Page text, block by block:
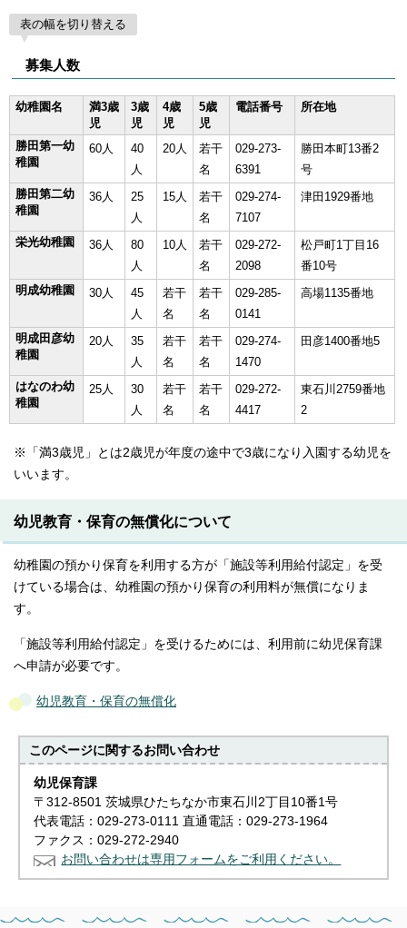
表の幅を切り替える
募集人数
幼稚園名
満3歳
児
3歳
児
4歳
児
5歳
児
電話番号 所在地
勝田第一幼
稚園
60人
40
人
20人
若干
名
029-273-
6391
勝田本町13番2
号
勝田第二幼
稚園
36人
25
人
15人
若干
名
029-274-
7107
津田1929番地
栄光幼稚園 36人
80
人
10人
若干
名
029-272-
2098
松戸町1丁目16
番10号
明成幼稚園
30人
45
人
若干
名
若干
名
029-285-
0141
高場1135番地
明成田彦幼
稚園
20人
35
人
若干
名
若干
名
029-274-
1470
田彦1400番地5
はなのわ幼
稚園
25人
30
人
若干
名
若干
名
029-272-
4417
東石川2759番地
2
※「満3歳児」とは2歳児が年度の途中で3歳になり入園する幼児を
いいます。
幼児教育・保育の無償化について
幼稚園の預かり保育を利用する方が「施設等利用給付認定」を受
けている場合は、幼稚園の預かり保育の利用料が無償になりま
す。
「施設等利用給付認定」を受けるためには、利用前に幼児保育課
へ申請が必要です。
幼児教育・保育の無償化
このページに関するお問い合わせ
幼児保育課
〒312-8501 茨城県ひたちなか市東石川2丁目10番1号
代表電話：029-273-0111 直通電話：029-273-1964
ファクス：029-272-2940
お問い合わせは専用フォームをご利用ください。